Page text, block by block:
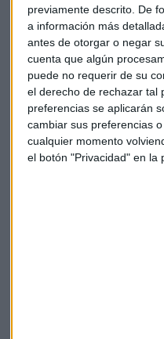
previamente descrito. De
a información más
antes de otorgar o negar
cuenta que algún
puede no requerir de su
el derecho de rechazar tal
preferencias se aplicarán
cambiar sus preferencias
cualquier momento
el botón "Privacidad" en la
El Consejo de
reunirse este mismo
según fuentes que cita
ya han emitido sendos
que no están siendo
medio ambiente